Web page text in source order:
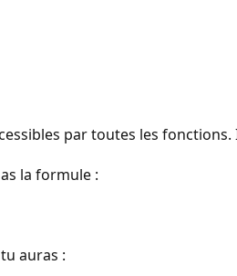
par toutes les
la formule :
auras :